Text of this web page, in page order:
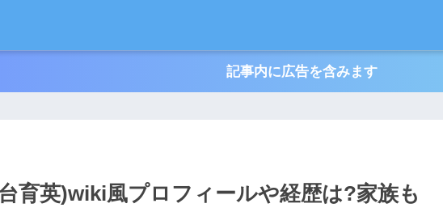
記事内に広告を含みます
育英)wiki風プロフィールや経歴は?家族も